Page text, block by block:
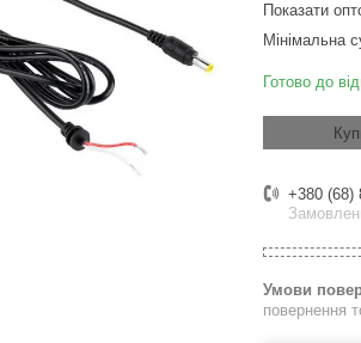
Показати
Мінімальна
Готово до
+380 (68)
повернення